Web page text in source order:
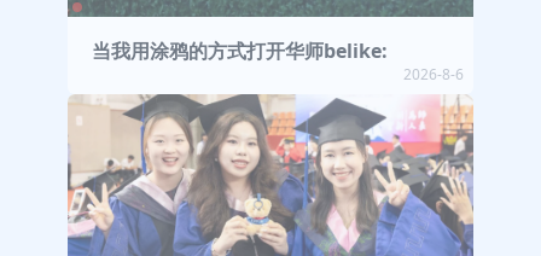
当我用涂鸦的方式打开华师belike:
2026-8-6